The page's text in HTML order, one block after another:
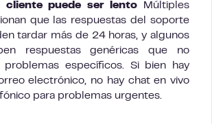
cliente puede ser lento Múltiples
que las respuestas del soporte
tardar más de 24 horas, y algunos
respuestas genéricas que no
problemas específicos. Si bien hay
electrónico, no hay chat en vivo
para problemas urgentes.